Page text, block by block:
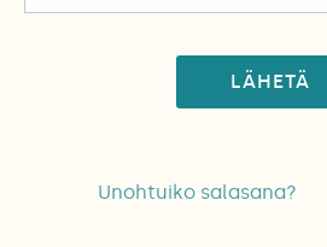
LÄHETÄ
Unohtuiko salasana?